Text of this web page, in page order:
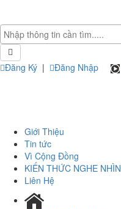
Đăng Ký | Đăng Nhập
Giới Thiệu
Tin tức
Vì Cộng Đồng
KIẾN THỨC NGHE NHÌN
Liên Hệ